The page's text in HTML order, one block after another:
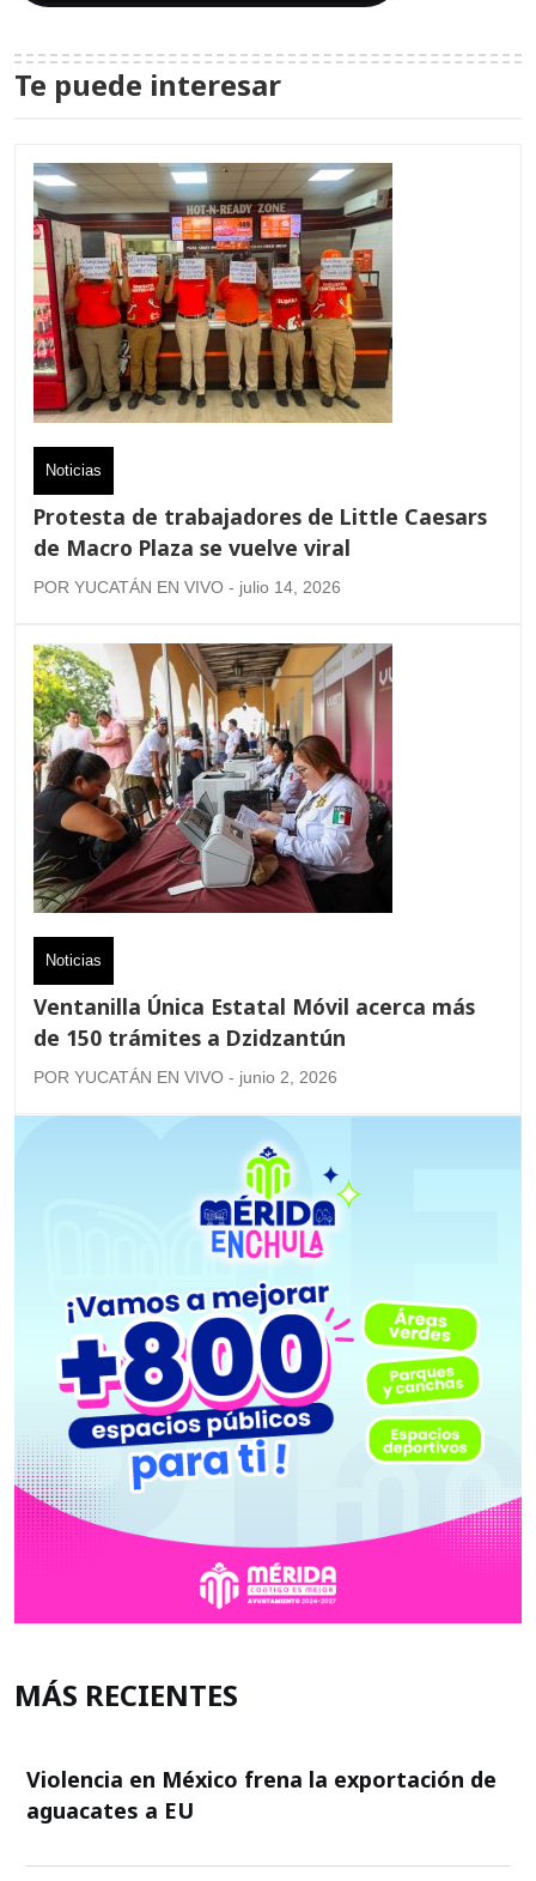
Te puede interesar
Noticias
Protesta de trabajadores de Little Caesars
de Macro Plaza se vuelve viral
POR YUCATÁN EN VIVO - julio 14, 2026
Noticias
Ventanilla Única Estatal Móvil acerca más
de 150 trámites a Dzidzantún
POR YUCATÁN EN VIVO - junio 2, 2026
MÁS RECIENTES
Violencia en México frena la exportación de
aguacates a EU